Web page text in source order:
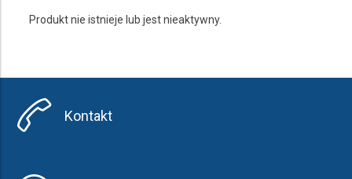
Produkt nie istnieje lub jest nieaktywny.
Kontakt